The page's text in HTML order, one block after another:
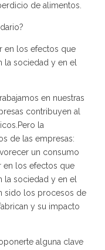
de alimentos.
en los efectos que
sociedad y en el
en nuestras
contribuyen al
Pero la
de las empresas:
un consumo
en los efectos que
sociedad y en el
sido los procesos de
y su impacto
alguna clave